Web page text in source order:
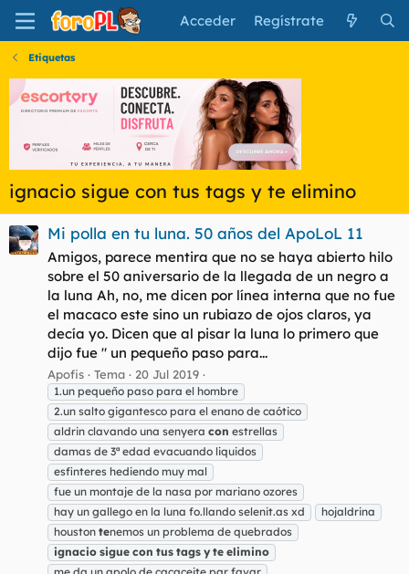
Acceder Regístrate
Etiquetas
ignacio sigue con tus tags y te elimino
Mi polla en tu luna. 50 años del ApoLoL 11
Amigos, parece mentira que no se haya abierto hilo
sobre el 50 aniversario de la llegada de un negro a
la luna Ah, no, me dicen por línea interna que no fue
el macaco este sino un rubiazo de ojos claros, ya
decía yo. Dicen que al pisar la luna lo primero que
dijo fue " un pequeño paso para...
Apofis Tema 20 Jul 2019
1.un pequeño paso para el hombre
2.un salto gigantesco para el enano de caótico
aldrin clavando una senyera con estrellas
damas de 3ª edad evacuando liquidos
esfinteres hediendo muy mal
fue un montaje de la nasa por mariano ozores
hay un gallego en la luna fo.llando selenit.as xd
hojaldrina
houston tenemos un problema de quebrados
ignacio sigue con tus tags y te elimino